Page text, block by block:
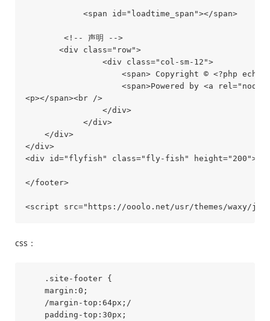
            <span id="loadtime_span"></span>
        <!-- 声明 -->
       <div class="row">
                <div class="col-sm-12">
<span> Copyright © <?php echo
<span>Powered by <a
<p></span><br />
                </div>
            </div>
    </div>
</div>
<div id="flyfish" class="fly-fish" height="200"></
</footer>
css：
    .site-footer {
    margin:0;
    /margin-top:64px;/
    padding-top:30px;